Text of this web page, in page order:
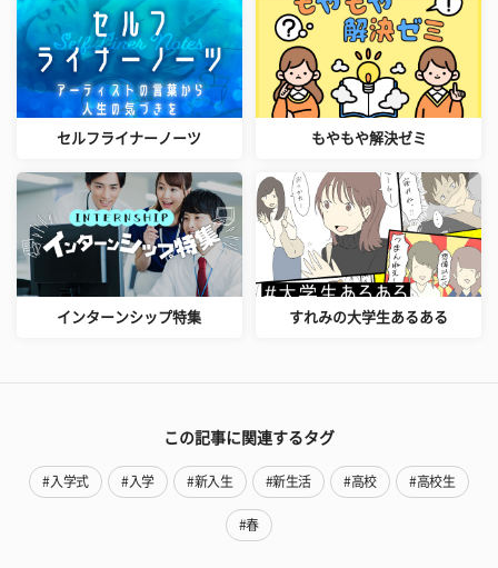
セルフライナーノーツ もやもや解決ゼミ
インターンシップ特集 すれみの大学生あるある
この記事に関連するタグ
#入学式 #入学 #新入生 #新生活 #高校 #高校生
#春